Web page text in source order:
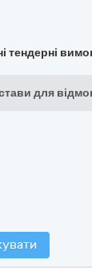
тендерні
для